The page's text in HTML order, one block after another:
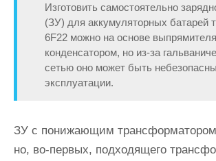
Изготовить самостоятельно
(ЗУ) для аккумуляторных батарей
6F22 можно на основе
конденсатором, но из-за
сетью оно может быть
эксплуатации.
ЗУ с понижающим трансформатором
но, во-первых, подходящего